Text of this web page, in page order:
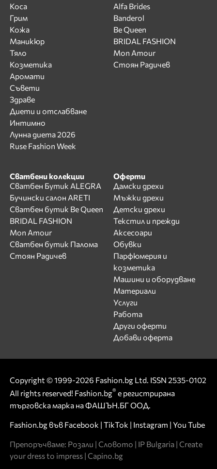
Коса
Грим
Кожа
Маникюр
Тяло
Козметика
Аромати
Съвети
Здраве
Диети и отслабване
Интимно
Лунна диета 2026
Ruse Fashion Week
Alfa Brides
Banderol
Be Queen
BRIDAL FASHION
Mon Amour
Стоян Радичев
Сватбени колекции
Сватбен Бутик ALEGRA
Бучински салон ARETI
Сватбен бутик Be Queen
BRIDAL FASHION
Mon Amour
Сватбен бутик Палома
Стоян Радичев
Оферти
Дамски дрехи
Мъжки дрехи
Детски дрехи
Текстил и прежди
Аксесоари
Обувки
Парфюмерия и
козметика
Машини и оборудване
Материали
Услуги
Работа
Други оферти
Добави оферта
Copyright © 1999-2026 Fashion.bg Ltd. ISSN 2535-0102
All rights reserved! Fashion.bg® е регистрирана
търговска марка на ФАШЪН.БГ ООД.
Fashion.bg във Facebook | TikTok | Instagram | You Tube
Препоръчваме: Розали | Словото | IP Bulgaria | Create
your dress to impress | Capino.bg